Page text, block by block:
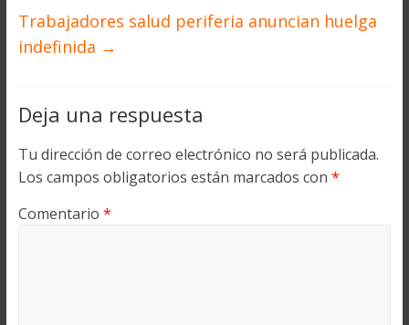
Trabajadores salud periferia anuncian huelga
indefinida →
Deja una respuesta
Tu dirección de correo electrónico no será publicada.
Los campos obligatorios están marcados con *
Comentario *